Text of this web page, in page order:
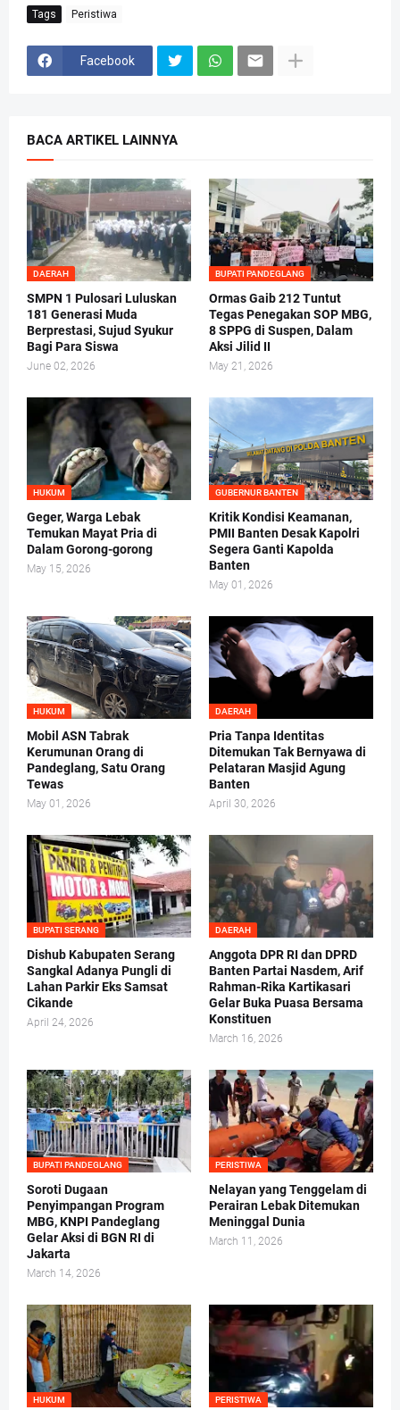
Tags Peristiwa
Facebook
BACA ARTIKEL LAINNYA
DAERAH
SMPN 1 Pulosari Luluskan
181 Generasi Muda
Berprestasi, Sujud Syukur
Bagi Para Siswa
June 02, 2026
BUPATI PANDEGLANG
Ormas Gaib 212 Tuntut
Tegas Penegakan SOP MBG,
8 SPPG di Suspen, Dalam
Aksi Jilid II
May 21, 2026
HUKUM
Geger, Warga Lebak
Temukan Mayat Pria di
Dalam Gorong-gorong
May 15, 2026
GUBERNUR BANTEN
Kritik Kondisi Keamanan,
PMII Banten Desak Kapolri
Segera Ganti Kapolda
Banten
May 01, 2026
HUKUM
Mobil ASN Tabrak
Kerumunan Orang di
Pandeglang, Satu Orang
Tewas
May 01, 2026
DAERAH
Pria Tanpa Identitas
Ditemukan Tak Bernyawa di
Pelataran Masjid Agung
Banten
April 30, 2026
BUPATI SERANG
Dishub Kabupaten Serang
Sangkal Adanya Pungli di
Lahan Parkir Eks Samsat
Cikande
April 24, 2026
DAERAH
Anggota DPR RI dan DPRD
Banten Partai Nasdem, Arif
Rahman-Rika Kartikasari
Gelar Buka Puasa Bersama
Konstituen
March 16, 2026
BUPATI PANDEGLANG
Soroti Dugaan
Penyimpangan Program
MBG, KNPI Pandeglang
Gelar Aksi di BGN RI di
Jakarta
March 14, 2026
PERISTIWA
Nelayan yang Tenggelam di
Perairan Lebak Ditemukan
Meninggal Dunia
March 11, 2026
HUKUM PERISTIWA